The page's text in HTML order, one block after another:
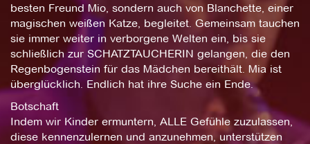
besten Freund Mio, sondern auch von Blanchette, einer
magischen weißen Katze, begleitet. Gemeinsam tauchen
sie immer weiter in verborgene Welten ein, bis sie
schließlich zur SCHATZTAUCHERIN gelangen, die den
Regenbogenstein für das Mädchen bereithält. Mia ist
überglücklich. Endlich hat ihre Suche ein Ende.
Botschaft
Indem wir Kinder ermuntern, ALLE Gefühle zuzulassen,
diese kennenzulernen und anzunehmen, unterstützen